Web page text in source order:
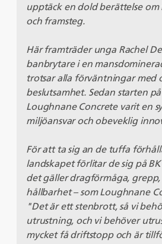
upptäck en dold berättelse
och framsteg.
Här framträder unga Rachel
banbrytare i en
trotsar alla förväntningar med
beslutsamhet. Sedan starten
Loughnane Concrete varit en
miljöansvar och obeveklig
För att ta sig an de tuffa
landskapet förlitar de sig på
det gäller dragförmåga,
hållbarhet – som Loughnane
"Det är ett stenbrott, så vi
utrustning, och vi behöver
mycket få driftstopp och är